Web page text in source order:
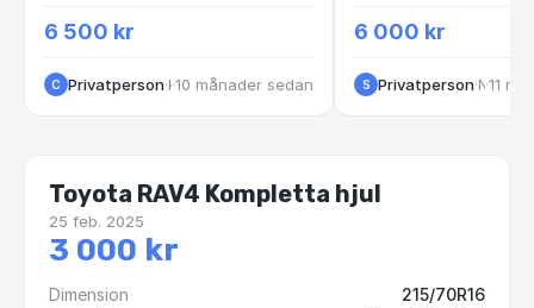
6 500 kr
C Privatperson· Kungsbacka
·10 månader sedan
6 000 kr
S Privatperson· Nödinge
·11
Toyota RAV4 Kompletta hjul
25 feb. 2025
3 000 kr
Dimension
215/70R16